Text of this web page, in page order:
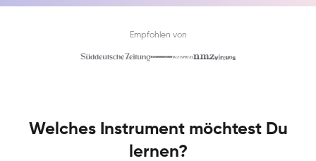
Empfohlen von
Welches Instrument möchtest Du
lernen?